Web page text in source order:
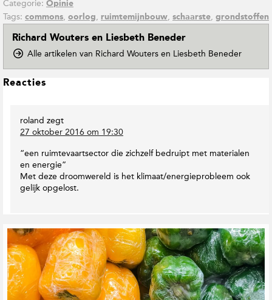
Categorie: Opinie
Tags: commons, oorlog, ruimtemijnbouw, schaarste, grondstoffen
Richard Wouters en Liesbeth Beneder
Alle artikelen van Richard Wouters en Liesbeth Benedero
a
t
g
a
z
i
n
e
L
e
Reacties
roland zegt
27 oktober 2016 om 19:30
“een ruimtevaartsector die zichzelf bedruipt met materialen
en energie”
Met deze droomwereld is het klimaat/energieprobleem ook
gelijk opgelost.
G
e
e
a